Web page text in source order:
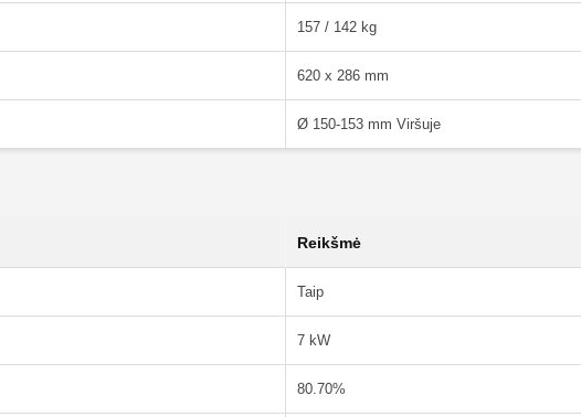
157 / 142 kg
620 x 286 mm
Ø 150-153 mm Viršuje
Reikšmė
Taip
7 kW
80.70%